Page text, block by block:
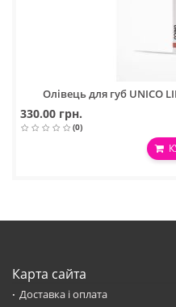
Олівець для губ UNICO
330.00 грн.
(0)
Карта сайта
Доставка і оплата